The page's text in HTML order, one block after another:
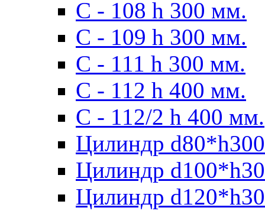
С - 108 h 300 мм.
С - 109 h 300 мм.
С - 111 h 300 мм.
C - 112 h 400 мм.
С - 112/2 h 400 мм.
Цилиндр
Цилиндр
Цилиндр